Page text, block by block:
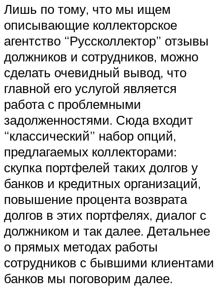
Лишь по тому, что мы ищем
описывающие коллекторское
агентство “Руссколлектор” отзывы
должников и сотрудников, можно
сделать очевидный вывод, что
главной его услугой является
работа с проблемными
задолженностями. Сюда входит
“классический” набор опций,
предлагаемых коллекторами:
скупка портфелей таких долгов у
банков и кредитных организаций,
повышение процента возврата
долгов в этих портфелях, диалог с
должником и так далее. Детальнее
о прямых методах работы
сотрудников с бывшими клиентами
банков мы поговорим далее.